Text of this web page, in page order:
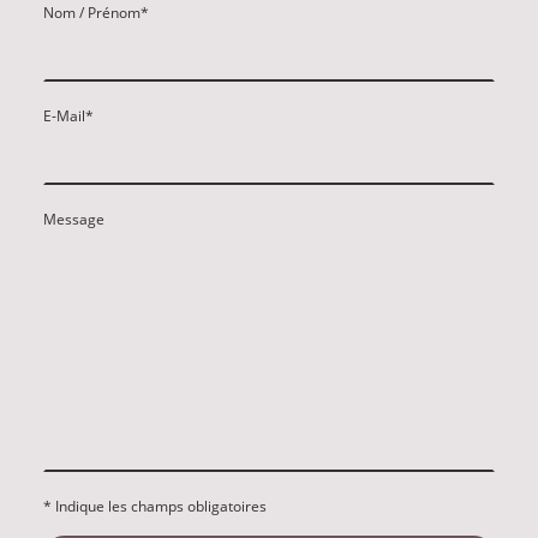
Nom / Prénom*
E-Mail*
Message
* Indique les champs obligatoires